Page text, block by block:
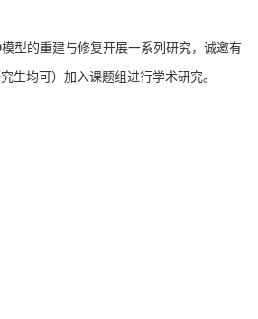
型的重建与修复开展一系列研究，诚邀有
生均可）加入课题组进行学术研究。